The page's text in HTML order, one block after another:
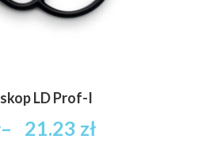
LD Prof-I
– 21.23 zł
Zakres